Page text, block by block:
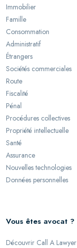
Immobilier
Famille
Consommation
Administratif
Étrangers
Sociétés commerciales
Route
Fiscalité
Pénal
Procédures collectives
Propriété intellectuelle
Santé
Assurance
Nouvelles technologies
Données personnelles
Vous êtes avocat ?
Découvrir Call A Lawyer